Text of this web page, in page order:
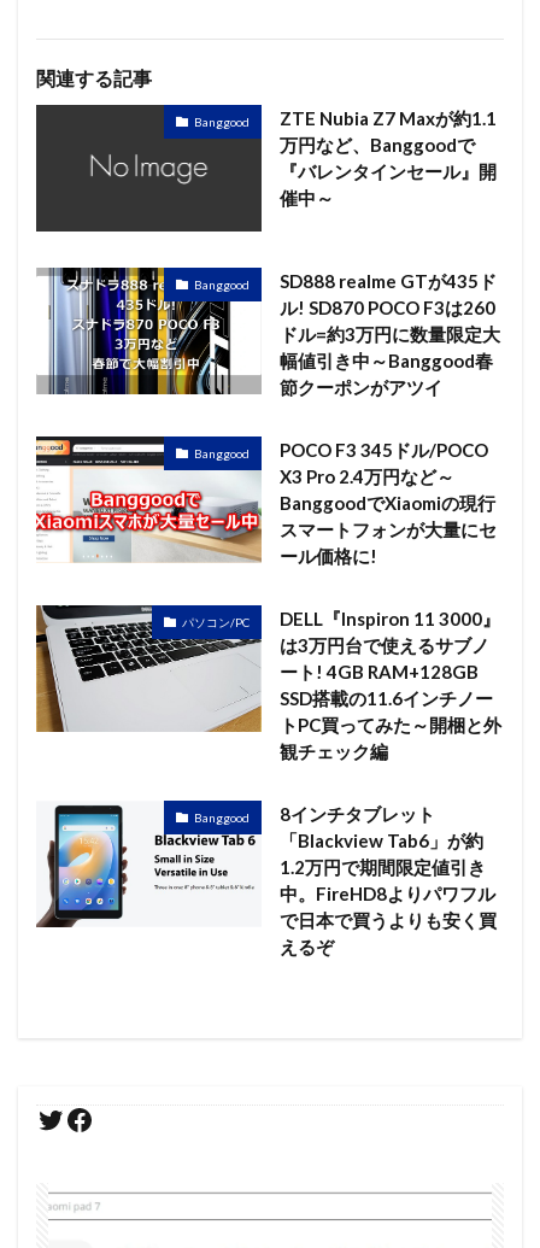
関連する記事
Banggood
ZTE Nubia Z7 Maxが約1.1
万円など、Banggoodで
『バレンタインセール』開
催中～
Banggood
SD888 realme GTが435ド
ル! SD870 POCO F3は260
ドル=約3万円に数量限定大
幅値引き中～Banggood春
節クーポンがアツイ
Banggood
POCO F3 345ドル/POCO
X3 Pro 2.4万円など～
BanggoodでXiaomiの現行
スマートフォンが大量にセ
ール価格に!
パソコン/PC
DELL『Inspiron 11 3000』
は3万円台で使えるサブノ
ート! 4GB RAM+128GB
SSD搭載の11.6インチノー
トPC買ってみた～開梱と外
観チェック編
Banggood
8インチタブレット
「Blackview Tab6」が約
1.2万円で期間限定値引き
中。FireHD8よりパワフル
で日本で買うよりも安く買
えるぞ